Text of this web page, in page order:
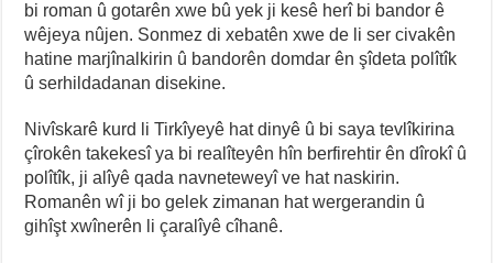
bi roman û gotarên xwe bû yek ji kesê herî bi bandor ê
wêjeya nûjen. Sonmez di xebatên xwe de li ser civakên
hatine marjînalkirin û bandorên domdar ên şîdeta polîtîk
û serhildadanan disekine.
Nivîskarê kurd li Tirkîyeyê hat dinyê û bi saya tevlîkirina
çîrokên takekesî ya bi realîteyên hîn berfirehtir ên dîrokî û
polîtîk, ji alîyê qada navneteweyî ve hat naskirin.
Romanên wî ji bo gelek zimanan hat wergerandin û
gihîşt xwînerên li çaralîyê cîhanê.